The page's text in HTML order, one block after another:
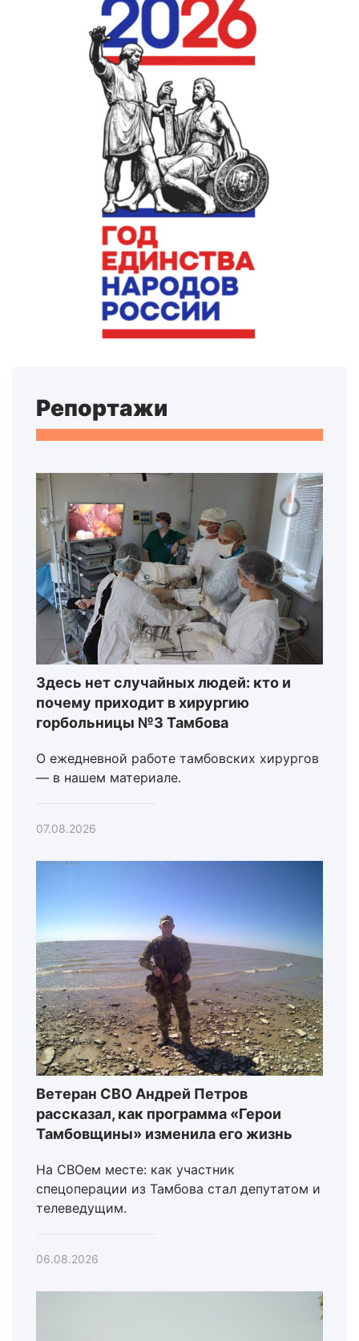
Репортажи
Здесь нет случайных людей: кто и
почему приходит в хирургию
горбольницы №3 Тамбова
О ежедневной работе тамбовских хирургов
— в нашем материале.
07.08.2026
Ветеран СВО Андрей Петров
рассказал, как программа «Герои
Тамбовщины» изменила его жизнь
На СВОем месте: как участник
спецоперации из Тамбова стал депутатом и
телеведущим.
06.08.2026